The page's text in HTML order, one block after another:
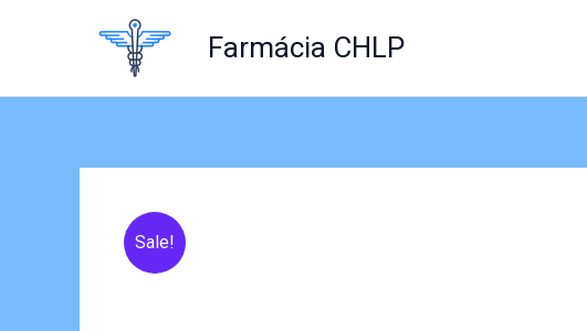
Farmácia CHLP
Sale!